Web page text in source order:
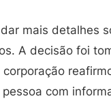
mais detalhes
A decisão foi
com